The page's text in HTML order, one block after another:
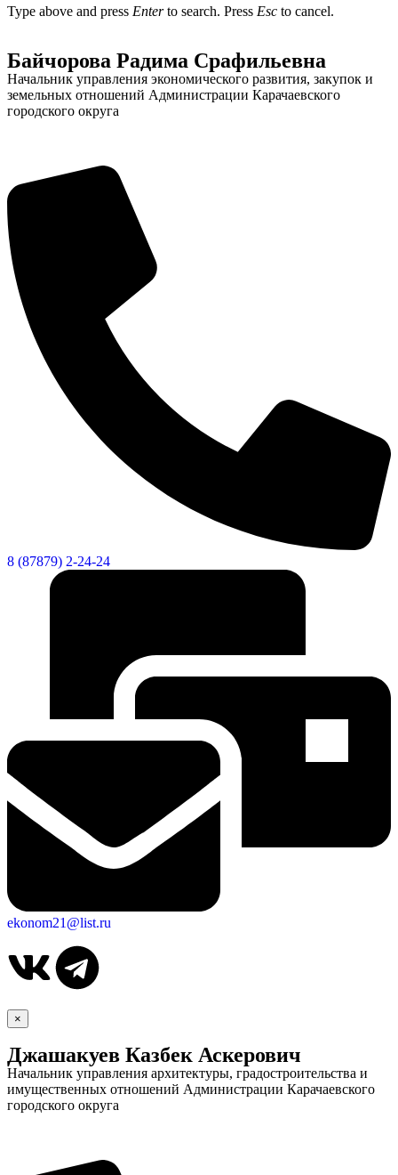
Type above and press Enterto search. Press Esc to cancel.
Дума
Байчорова Радима Срафильевна
Начальник управления экономического развития, закупок и
земельных отношений Администрации Карачаевского
городского округа
8 (87879) 2-24-24
ekonom21@list.ru
×
Джашакуев Казбек Аскерович
Начальник управления архитектуры, градостроительства и
имущественных отношений Администрации Карачаевского
городского округа